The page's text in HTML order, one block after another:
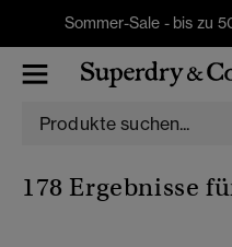
Sommer-Sale - bis zu
178 Ergebnisse